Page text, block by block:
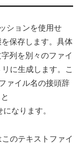
ションを使用せ
保存します。具体
列を別々のファイ
に生成します。こ
ァイル名の接頭辞
なります。
のテキストファイ